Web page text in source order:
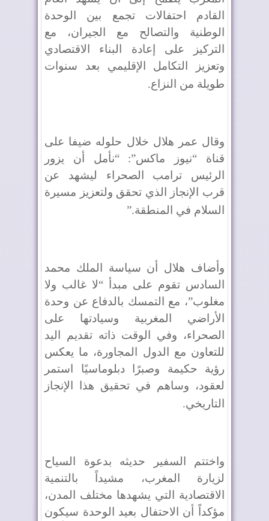
القادم احتفالات تجمع بين الوحدة
الوطنية والتصالح مع الجيران، مع
التركيز على إعادة البناء الاقتصادي
وتعزيز التكامل الإقليمي بعد سنوات
طويلة من النزاع.
وقال عمر هلال خلال حلوله ضيفا على
قناة “نيوز ماكس”: “نأمل أن يزور
الرئيس ترامب الصحراء ليشهد عن
قرب الإنجاز الذي تحقق ولتعزيز مسيرة
السلام في المنطقة”.
وأضاف هلال أن سياسة الملك محمد
السادس تقوم على مبدأ “لا غالب ولا
مغلوب”، مع التمسك بالدفاع عن وحدة
الأراضي المغربية وسيادتها على
الصحراء، وفي الوقت ذاته تقديم اليد
للتعاون مع الدول المجاورة، ما يعكس
رؤية حكيمة وصبرًا دبلوماسيًا استمر
لعقود، وساهم في تحقيق هذا الإنجاز
التاريخي.
واختتم السفير حديثه بدعوة السياح
لزيارة المغرب، مشيداً بالتنمية
الاقتصادية التي يشهدها مختلف المدن،
مؤكداً أن الاحتفال بعيد الوحدة سيكون